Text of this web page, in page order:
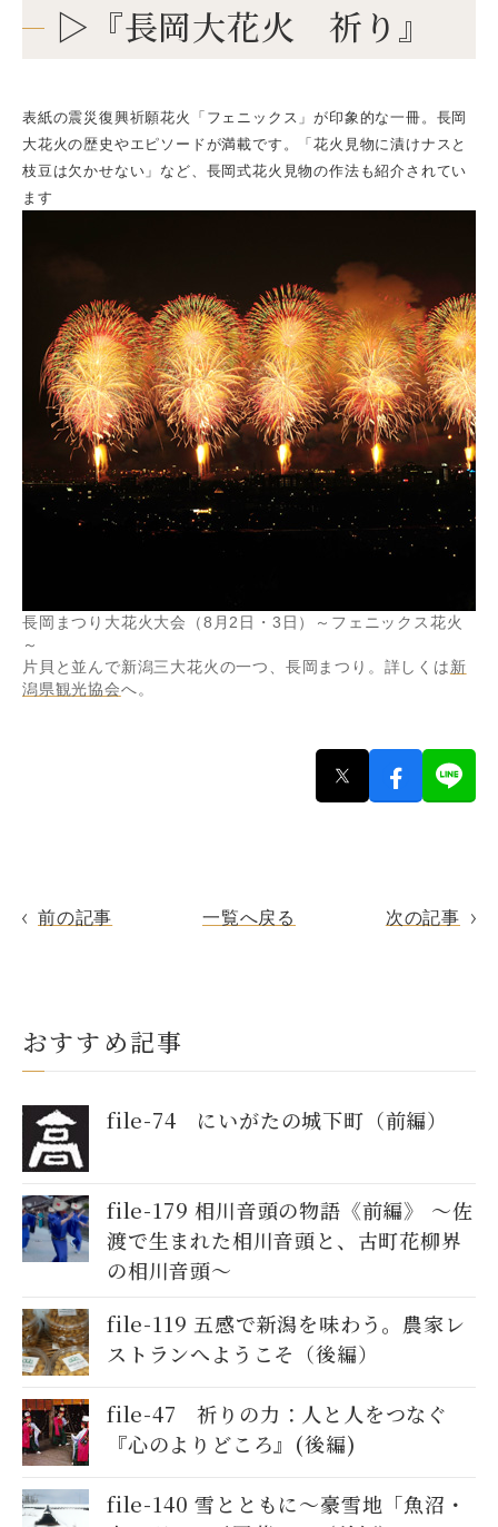
▷『長岡大花火 祈り』
表紙の震災復興祈願花火「フェニックス」が印象的な一冊。長岡
大花火の歴史やエピソードが満載です。「花火見物に漬けナスと
枝豆は欠かせない」など、長岡式花火見物の作法も紹介されてい
ます
長岡まつり大花火大会（8月2日・3日）～フェニックス花火
～
片貝と並んで新潟三大花火の一つ、長岡まつり。詳しくは新
潟県観光協会へ。
前の記事 一覧へ戻る 次の記事
おすすめ記事
file-74 にいがたの城下町（前編）
file-179 相川音頭の物語《前編》 〜佐
渡で生まれた相川音頭と、古町花柳界
の相川音頭〜
file-119 五感で新潟を味わう。農家レ
ストランへようこそ（後編）
file-47 祈りの力：人と人をつなぐ
『心のよりどころ』(後編)
file-140 雪とともに～豪雪地「魚沼・